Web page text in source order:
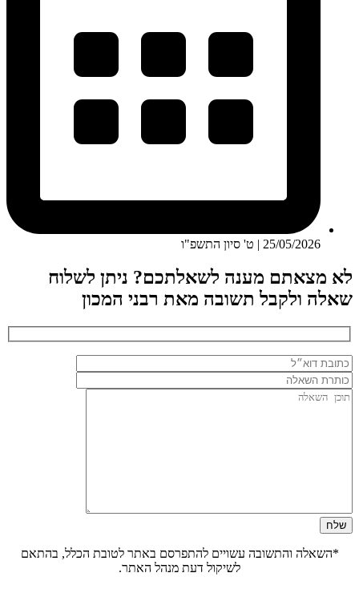
25/05/2026 | ט' סיון התשפ"ו
לא מצאתם מענה לשאלתכם? ניתן לשלוח
שאלה ולקבל תשובה מאת רבני המכון
*השאלה והתשובה עשויים להתפרסם באתר לטובת הכלל, בהתאם
לשיקול דעת מנהל האתר.